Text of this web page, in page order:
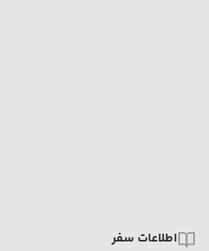
اطلاعات سفر